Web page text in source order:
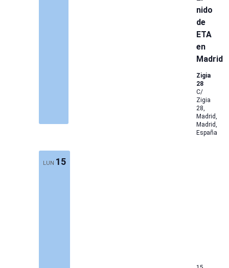
nido
de
ETA
en
Madrid
Zigia
28
C/
Zigia
28,
Madrid,
Madrid,
España
LUN 15